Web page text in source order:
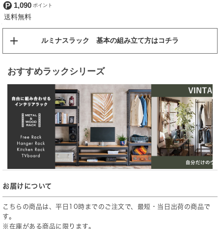
1,090
ルミナスラック 基本の組み立て方はコチラ
おすすめラックシリーズ